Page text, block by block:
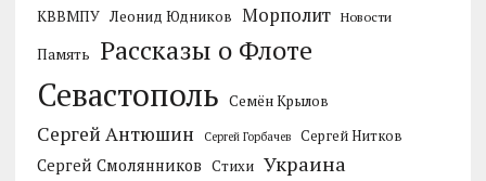
КВВМПУ Леонид Юдников Морполит Новости
Память Рассказы о Флоте
Севастополь Семён Крылов
Сергей Антюшин Сергей Горбачев Сергей Нитков
Сергей Смолянников Стихи Украина